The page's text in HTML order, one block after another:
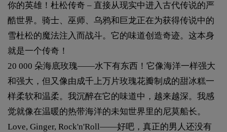
你的英雄！杜松传奇 – 直接从现实中进入古代传说的严
酷世界。骑士、巫师、乌鸦和巨龙正在为获得传说中的
雪杜松的魔法注入而战斗。它的味道创造奇迹。这本身
就是一个传奇！
20 000 朵海底玫瑰——水下有东西！它像海洋一样强大
和强大，但又像由成千上万片玫瑰花瓣制成的甜冰糕一
样柔软和温柔。我沉醉在它的味道中，越来越深。我感
觉就像在温暖的热带海洋的未知世界里的尼莫船长。
Love, Ginger, Rock'n'Roll——好吧，真正的男人还没有